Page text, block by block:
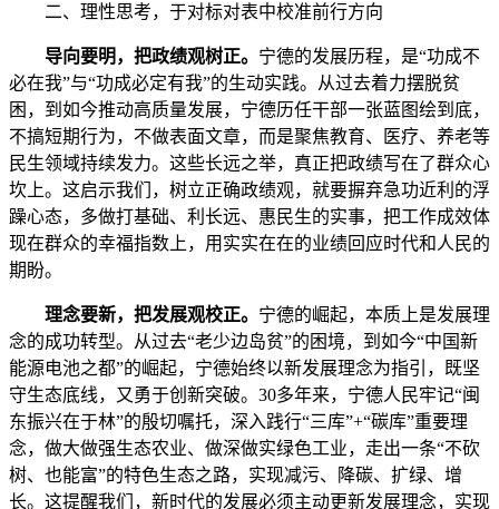
二、理性思考，于对标对表中校准前行方向
导向要明，把政绩观树正。 宁德的发展历程，是“功成不
必在我”与“功成必定有我”的生动实践。从过去着力摆脱贫
困，到如今推动高质量发展，宁德历任干部一张蓝图绘到底，
不搞短期行为，不做表面文章，而是聚焦教育、医疗、养老等
民生领域持续发力。这些长远之举，真正把政绩写在了群众心
坎上。这启示我们，树立正确政绩观，就要摒弃急功近利的浮
躁心态，多做打基础、利长远、惠民生的实事，把工作成效体
现在群众的幸福指数上，用实实在在的业绩回应时代和人民的
期盼。
理念要新，把发展观校正。 宁德的崛起，本质上是发展理
念的成功转型。从过去“老少边岛贫”的困境，到如今“中国新
能源电池之都”的崛起，宁德始终以新发展理念为指引，既坚
守生态底线，又勇于创新突破。30多年来，宁德人民牢记“闽
东振兴在于林”的殷切嘱托，深入践行“三库”+“碳库”重要理
念，做大做强生态农业、做深做实绿色工业，走出一条“不砍
树、也能富”的特色生态之路，实现减污、降碳、扩绿、增
长。这提醒我们，新时代的发展必须主动更新发展理念，实现